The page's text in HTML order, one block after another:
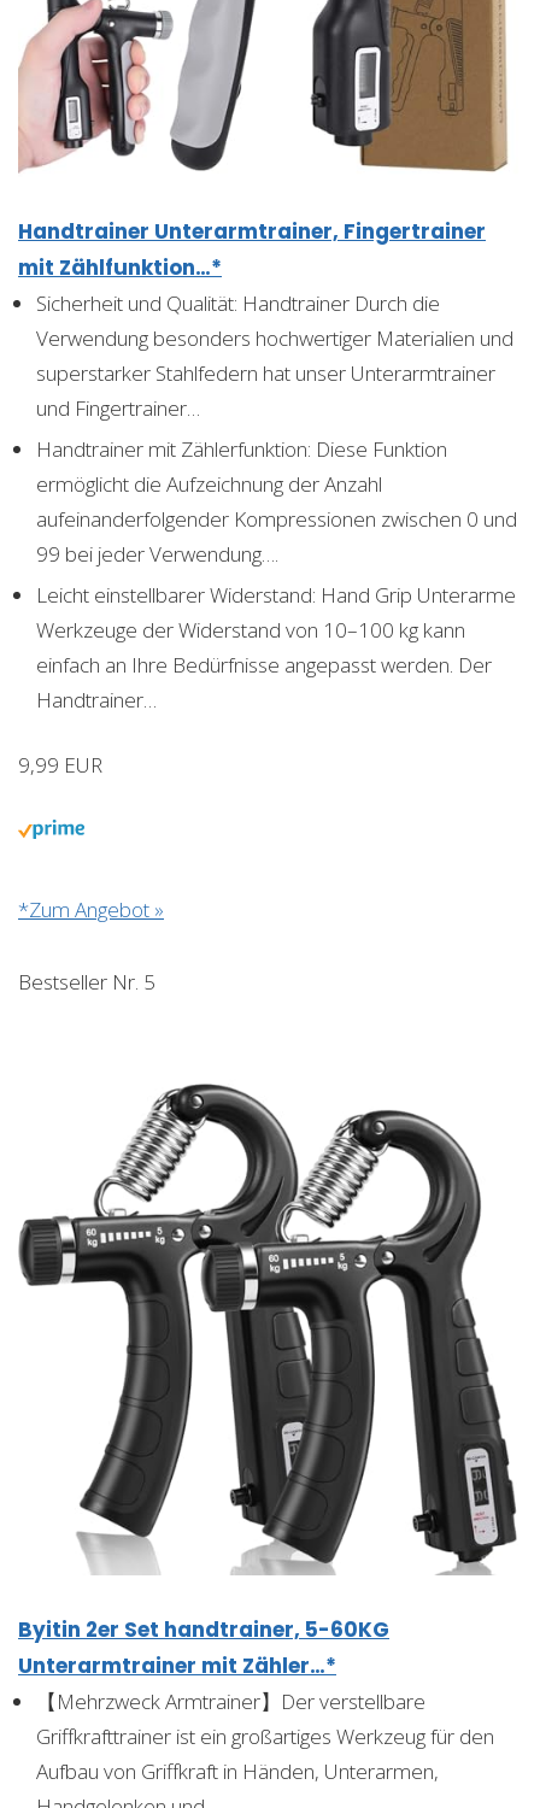
Handtrainer Unterarmtrainer, Fingertrainer
mit Zählfunktion…*
Sicherheit und Qualität: Handtrainer Durch die
Verwendung besonders hochwertiger Materialien und
superstarker Stahlfedern hat unser Unterarmtrainer
und Fingertrainer…
Handtrainer mit Zählerfunktion: Diese Funktion
ermöglicht die Aufzeichnung der Anzahl
aufeinanderfolgender Kompressionen zwischen 0 und
99 bei jeder Verwendung….
Leicht einstellbarer Widerstand: Hand Grip Unterarme
Werkzeuge der Widerstand von 10–100 kg kann
einfach an Ihre Bedürfnisse angepasst werden. Der
Handtrainer…
9,99 EUR
*Zum Angebot »
Bestseller Nr. 5
Byitin 2er Set handtrainer, 5-60KG
Unterarmtrainer mit Zähler…*
【Mehrzweck Armtrainer】Der verstellbare
Griffkrafttrainer ist ein großartiges Werkzeug für den
Aufbau von Griffkraft in Händen, Unterarmen,